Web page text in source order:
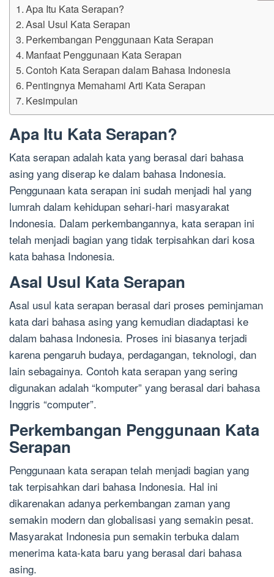
Apa Itu Kata Serapan?
Asal Usul Kata Serapan
Perkembangan Penggunaan Kata Serapan
Manfaat Penggunaan Kata Serapan
Contoh Kata Serapan dalam Bahasa Indonesia
Pentingnya Memahami Arti Kata Serapan
Kesimpulan
Apa Itu Kata Serapan?
Kata serapan adalah kata yang berasal dari bahasa
asing yang diserap ke dalam bahasa Indonesia.
Penggunaan kata serapan ini sudah menjadi hal yang
lumrah dalam kehidupan sehari-hari masyarakat
Indonesia. Dalam perkembangannya, kata serapan ini
telah menjadi bagian yang tidak terpisahkan dari kosa
kata bahasa Indonesia.
Asal Usul Kata Serapan
Asal usul kata serapan berasal dari proses peminjaman
kata dari bahasa asing yang kemudian diadaptasi ke
dalam bahasa Indonesia. Proses ini biasanya terjadi
karena pengaruh budaya, perdagangan, teknologi, dan
lain sebagainya. Contoh kata serapan yang sering
digunakan adalah “komputer” yang berasal dari bahasa
Inggris “computer”.
Perkembangan Penggunaan Kata
Serapan
Penggunaan kata serapan telah menjadi bagian yang
tak terpisahkan dari bahasa Indonesia. Hal ini
dikarenakan adanya perkembangan zaman yang
semakin modern dan globalisasi yang semakin pesat.
Masyarakat Indonesia pun semakin terbuka dalam
menerima kata-kata baru yang berasal dari bahasa
asing.